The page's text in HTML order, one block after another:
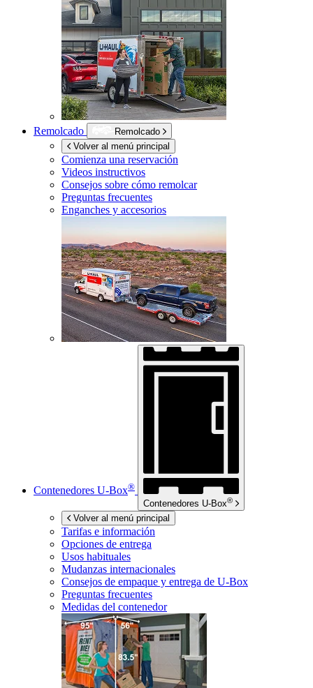
Remolcado
Remolcado
Volver al menú principal
Comienza una reservación
Videos instructivos
Consejos sobre cómo remolcar
Preguntas frecuentes
Enganches y accesorios
Contenedores U-Box®
Contenedores U-Box®
Volver al menú principal
Tarifas e información
Opciones de entrega
Usos habituales
Mudanzas internacionales
Consejos de empaque y entrega de U-Box
Preguntas frecuentes
Medidas del contenedor